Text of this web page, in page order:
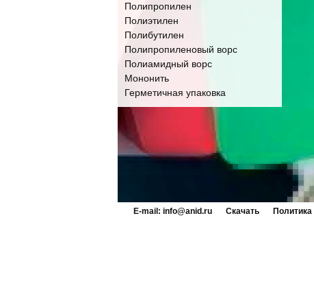
Полипропилен
Полиэтилен
Полибутилен
Полипропиленовый ворс
Полиамидный ворс
Мононить
Герметичная упаковка
E-mail: info@anid.ru Скачать Политика